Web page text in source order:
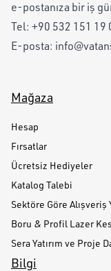
e-postanıza bir iş
Tel: +90 532 151 19
E-posta:
Mağaza
Hesap
Fırsatlar
Ücretsiz Hediyeler
Katalog Talebi
Sektöre Göre Alışveriş
Boru & Profil Lazer
Sera Yatırım ve Proje
Bilgi